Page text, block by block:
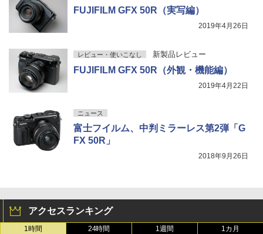
FUJIFILM GFX 50R（実写編）
2019年4月26日
レビュー・使いこなし 新製品レビュー
FUJIFILM GFX 50R（外観・機能編）
2019年4月22日
ニュース
富士フイルム、中判ミラーレス第2弾「G
FX 50R」
2018年9月26日
アクセスランキング
1時間 24時間 1週間 1カ月